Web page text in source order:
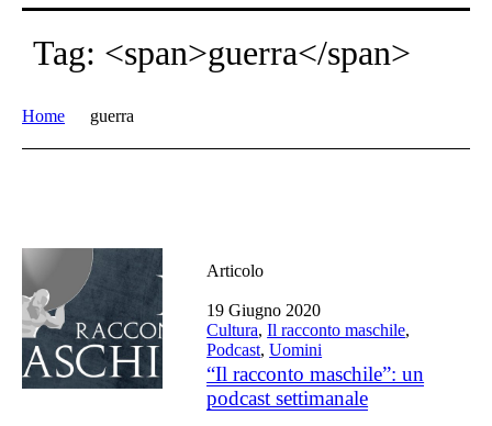
Tag: <span>guerra</span>
Home guerra
Articolo
19 Giugno 2020
Cultura,Il racconto maschile,
Podcast,Uomini
“Il racconto maschile”: un
podcast settimanale